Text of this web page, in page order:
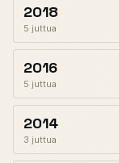
2018
5 juttua
2016
5 juttua
2014
3 juttua